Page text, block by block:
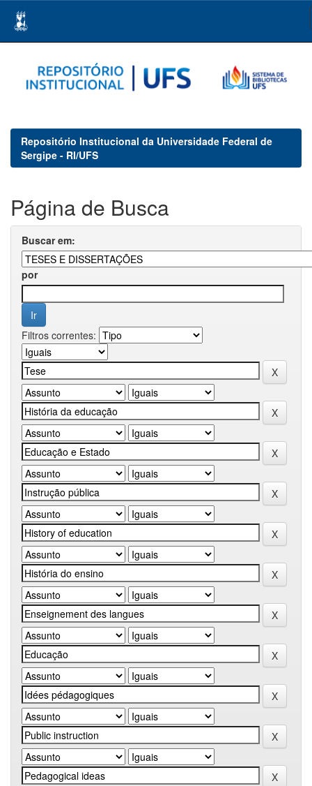
navigation
Repositório Institucional da Universidade Federal de
Sergipe - RI/UFS
Página de Busca
Buscar em:
por
Filtros correntes: